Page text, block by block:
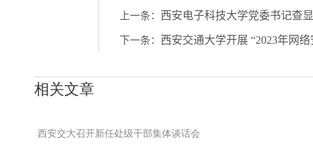
上一条： 西安电子科技大学党委书记查
下一条： 西安交通大学开展 “2023年网
相关文章
西安交大召开新任处级干部集体谈话会